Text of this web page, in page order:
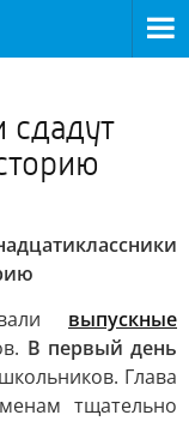
сдадут
выпускные
В первый день
Глава
тщательно